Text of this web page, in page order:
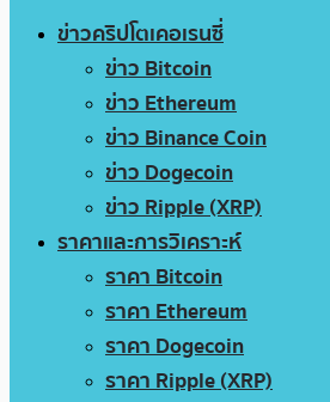
ข่าวคริปโตเคอเรนซี่
ข่าว Bitcoin
ข่าว Ethereum
ข่าว Binance Coin
ข่าว Dogecoin
ข่าว Ripple (XRP)
ราคาและการวิเคราะห์
ราคา Bitcoin
ราคา Ethereum
ราคา Dogecoin
ราคา Ripple (XRP)